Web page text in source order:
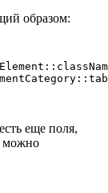
образом:
еще поля,
можно